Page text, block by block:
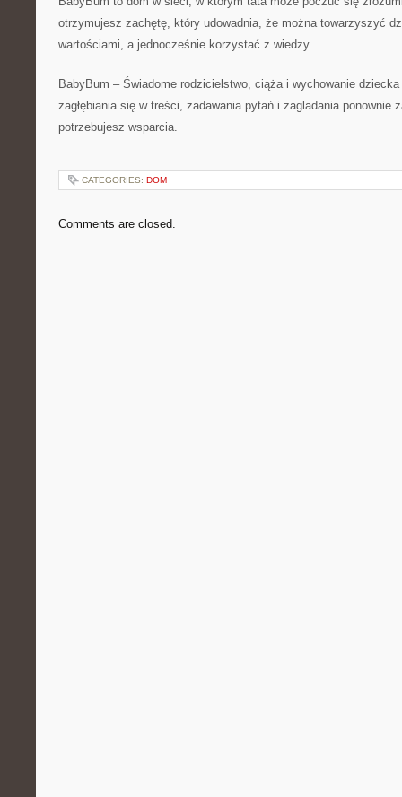
otrzymujesz zachętę, który udowadnia, że można towarzyszyć
wartościami, a jednocześnie korzystać z wiedzy.
BabyBum – Świadome rodzicielstwo, ciąża i wychowanie
zagłębiania się w treści, zadawania pytań i zagladania ponownie
potrzebujesz wsparcia.
CATEGORIES: DOM
Comments are closed.